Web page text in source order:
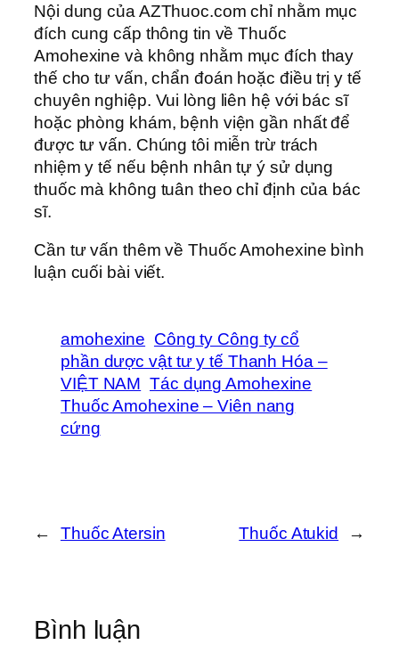
Nội dung của AZThuoc.com chỉ nhằm mục
đích cung cấp thông tin về Thuốc
Amohexine và không nhằm mục đích thay
thế cho tư vấn, chẩn đoán hoặc điều trị y tế
chuyên nghiệp. Vui lòng liên hệ với bác sĩ
hoặc phòng khám, bệnh viện gần nhất để
được tư vấn. Chúng tôi miễn trừ trách
nhiệm y tế nếu bệnh nhân tự ý sử dụng
thuốc mà không tuân theo chỉ định của bác
sĩ.
Cần tư vấn thêm về Thuốc Amohexine bình
luận cuối bài viết.
amohexine Công ty Công ty cổ
phần dược vật tư y tế Thanh Hóa –
VIỆT NAM Tác dụng Amohexine
Thuốc Amohexine – Viên nang
cứng
← Thuốc Atersin Thuốc Atukid →
Bình luận